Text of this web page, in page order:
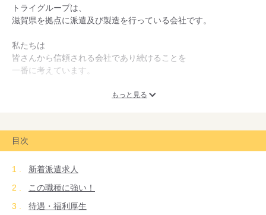
トライグループは、
滋賀県を拠点に派遣及び製造を行っている会社です。
私たちは
皆さんから信頼される会社であり続けることを
一番に考えています。
明瞭性（分かりやすいこと）を心掛けています。
育児や介護中の方、
障がいをお持ちの方、
もっと見る
目次
新着派遣求人
この職種に強い！
待遇・福利厚生